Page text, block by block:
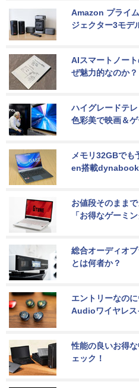
Amazon プライ
ジェクター3モデ
AIスマートノー
ぜ魅力的なのか？
ハイグレードテ
色彩美で映画＆
メモリ32GBでも
en搭載dynabook
お値段そのまま
「お得なゲーミ
総合オーディオ
とは何者か？
エントリーなの
Audioワイヤレス
性能の良いお得
ェック！